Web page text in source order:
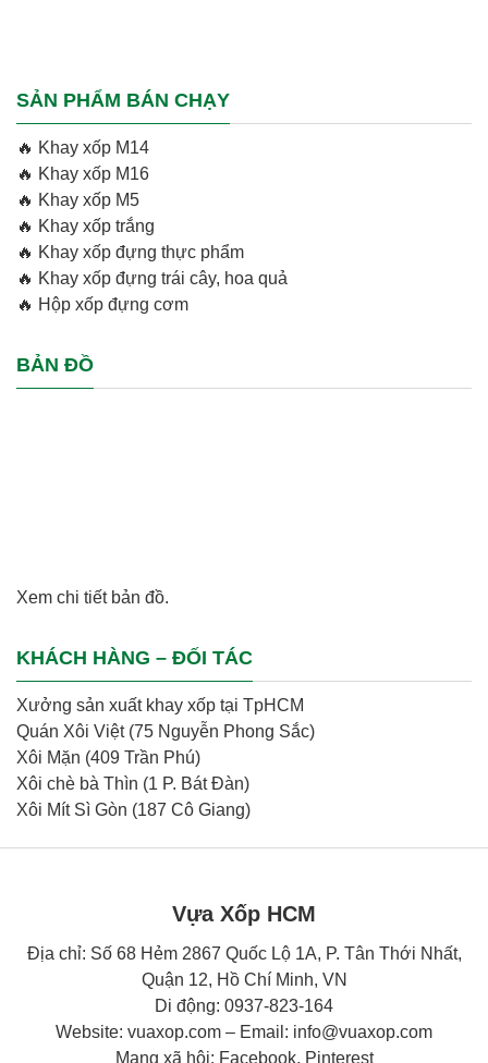
SẢN PHẨM BÁN CHẠY
🔥 Khay xốp M14
🔥 Khay xốp M16
🔥 Khay xốp M5
🔥 Khay xốp trắng
🔥 Khay xốp đựng thực phẩm
🔥 Khay xốp đựng trái cây, hoa quả
🔥 Hộp xốp đựng cơm
BẢN ĐỒ
Xem chi tiết bản đồ.
KHÁCH HÀNG – ĐỐI TÁC
Xưởng sản xuất khay xốp tại TpHCM
Quán Xôi Việt (75 Nguyễn Phong Sắc)
Xôi Mặn (409 Trần Phú)
Xôi chè bà Thìn (1 P. Bát Đàn)
Xôi Mít Sì Gòn (187 Cô Giang)
Vựa Xốp HCM
Địa chỉ: Số 68 Hẻm 2867 Quốc Lộ 1A, P. Tân Thới Nhất,
Quận 12, Hồ Chí Minh, VN
Di động: 0937-823-164
Website: vuaxop.com – Email: info@vuaxop.com
Mạng xã hội: Facebook, Pinterest